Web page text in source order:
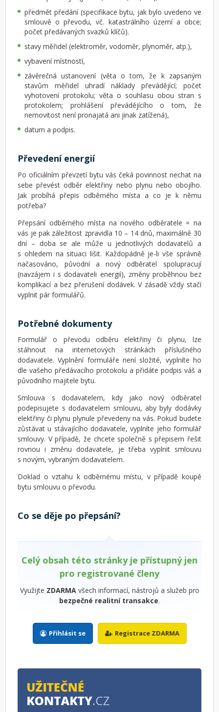
předmět předání (specifikace bytu, jak bylo uvedeno ve
smlouvě o převodu, vč. katastrálního území a obce;
počet předávaných svazků klíčů).
stavy měřidel (elektroměr, vodoměr, plynoměr, atp.),
vybavení místností,
závěrečná ustanovení (věta o tom, že k zapsaným
stavům měřidel uhradí náklady převádějící; počet
vyhotovení protokolu; věta o souhlasu obou stran s
protokolem; prohlášení převádějícího o tom, že
nemovitost není pronajatá ani jinak zatížená),
datum a podpis.
Převedení energií
Po oficiálním převzetí bytu vás čeká povinnost nechat na
sebe převést odběr elektřiny nebo plynu nebo obojího.
Jak probíhá přepis odběrného místa a co je k němu
potřeba?
Přepsání odběrného místa na nového odběratele = na
vás je pak záležitost zpravidla 10 – 14 dnů, maximálně 30
dní – doba se ale může u jednotlivých dodavatelů a
s ohledem na situaci lišit. Každopádně je-li vše správně
načasováno, původní a nový odběratel spolupracují
(navzájem i s dodavateli energií), změny proběhnou bez
komplikací a bez přerušení dodávek. V zásadě vždy stačí
vyplnit pár formulářů.
Potřebné dokumenty
Formulář o převodu odběru elektřiny či plynu, lze
stáhnout na internetových stránkách příslušného
dodavatele. Vyplnění formuláře není složité, vyplníte ho
dle vašeho předávacího protokolu a přidáte podpis váš a
původního majitele bytu.
Smlouva s dodavatelem, kdy jako nový odběratel
podepisujete s dodavatelem smlouvu, aby byly dodávky
elektřiny či plynu plynule převedeny na vás. Pokud budete
zůstávat u stávajícího dodavatele, vyplníte jeho formulář
smlouvy. V případě, že chcete společně s přepisem řešit
rovnou i změnu dodavatele, je třeba vyplnit smlouvu
s novým, vybraným dodavatelem.
Doklad o vztahu k odběrnému místu, v případě koupě
bytu smlouvu o převodu.
Co se děje po přepsání?
Celý obsah této stránky je přístupný jen
pro registrované členy
Využijte ZDARMAvšech informací, nástrojů a služeb pro
bezpečné realitní transakce.
Přihlásit se Registrace ZDARMA